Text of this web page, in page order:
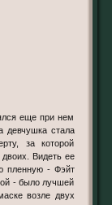
девчушка стала
за которой
Видеть ее
пленную - Фэйт
- было лучшей
возле двух